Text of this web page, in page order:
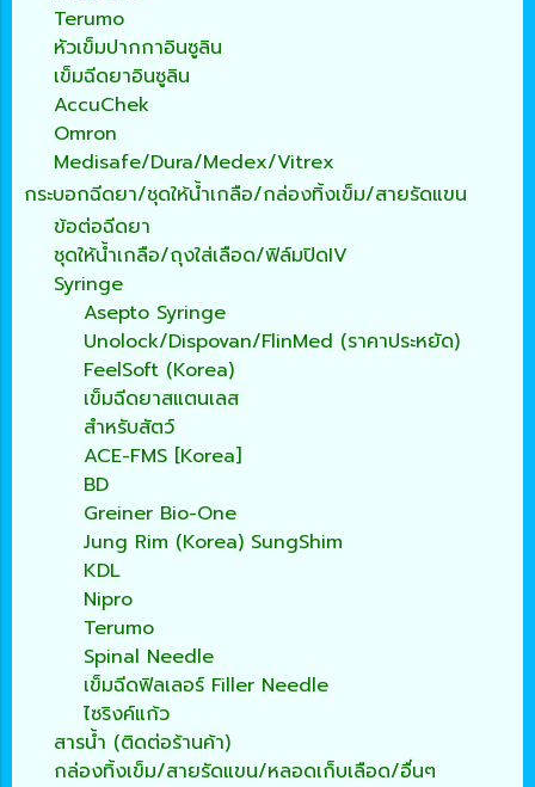
Terumo
หัวเข็มปากกาอินซูลิน
เข็มฉีดยาอินซูลิน
AccuChek
Omron
Medisafe/Dura/Medex/Vitrex
กระบอกฉีดยา/ชุดให้น้ำเกลือ/กล่องทิ้งเข็ม/สายรัดแขน
ข้อต่อฉีดยา
ชุดให้น้ำเกลือ/ถุงใส่เลือด/ฟิล์มปิดIV
Syringe
Asepto Syringe
Unolock/Dispovan/FlinMed (ราคาประหยัด)
FeelSoft (Korea)
เข็มฉีดยาสแตนเลส
สำหรับสัตว์
ACE-FMS [Korea]
BD
Greiner Bio-One
Jung Rim (Korea) SungShim
KDL
Nipro
Terumo
Spinal Needle
เข็มฉีดฟิลเลอร์ Filler Needle
ไซริงค์แก้ว
สารน้ำ (ติดต่อร้านค้า)
กล่องทิ้งเข็ม/สายรัดแขน/หลอดเก็บเลือด/อื่นๆ